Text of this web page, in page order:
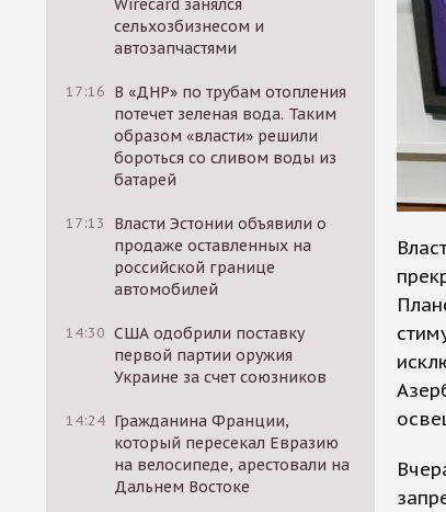
Wirecard занялся
сельхозбизнесом и
автозапчастями
17:16 В «ДНР» по трубам отопления
потечет зеленая вода. Таким
образом «власти» решили
бороться со сливом воды из
батарей
17:13
Власти Эстонии объявили о
продаже оставленных на
российской границе
автомобилей
14:30 США одобрили поставку
первой партии оружия
Украине за счет союзников
14:24 Гражданина Франции,
который пересекал Евразию
на велосипеде, арестовали на
Дальнем Востоке